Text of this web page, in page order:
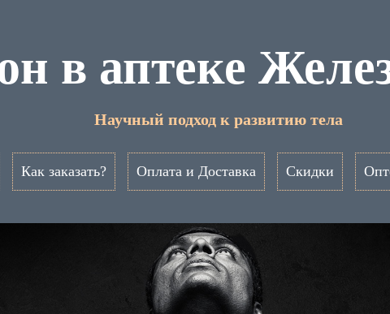
в аптеке
Научный подход к развитию тела
Как заказать? Оплата и Доставка Скидки